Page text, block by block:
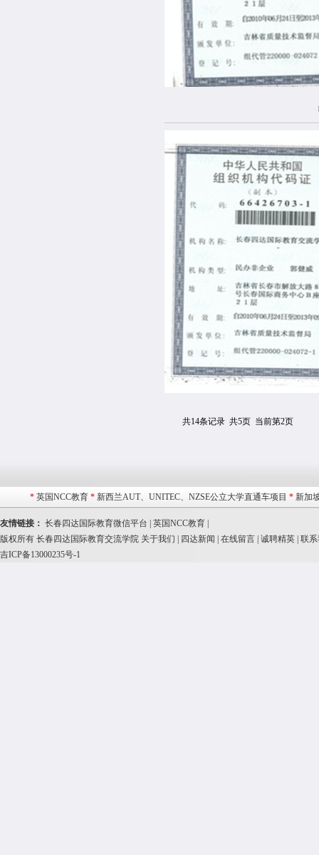
共14条记录 共5页 当前第2页
*英国NCC教育 *新西兰AUT、UNITEC、NZSE公立大学直通车项目 *新加
友情链接： 长春四达国际教育微信平台 | 英国NCC教育 |
版权所有 长春四达国际教育交流学院 关于我们 四达新闻 在线留言 诚聘精英 联
吉ICP备13000235号-1